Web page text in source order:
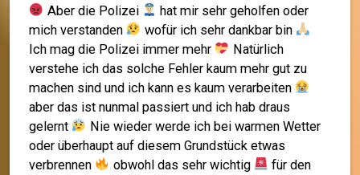
Aber die Polizei
hat mir sehr geholfen oder
mich verstanden
wofür ich sehr dankbar bin
Ich mag die Polizei immer mehr
Natürlich
verstehe ich das solche Fehler kaum mehr gut zu
machen sind und ich kann es kaum verarbeiten
aber das ist nunmal passiert und ich hab draus
gelernt
Nie wieder werde ich bei warmen Wetter
oder überhaupt auf diesem Grundstück etwas
verbrennen
obwohl das sehr wichtig
für den